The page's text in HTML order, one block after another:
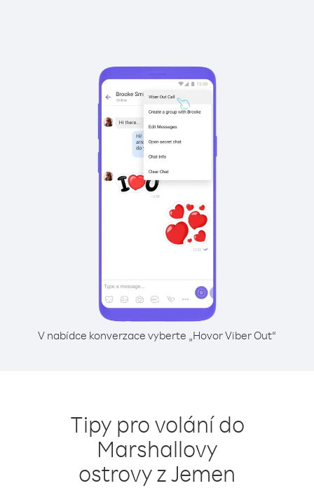
V nabídce konverzace vyberte „Hovor Viber Out“
Tipy pro volání do
Marshallovy
ostrovy z Jemen